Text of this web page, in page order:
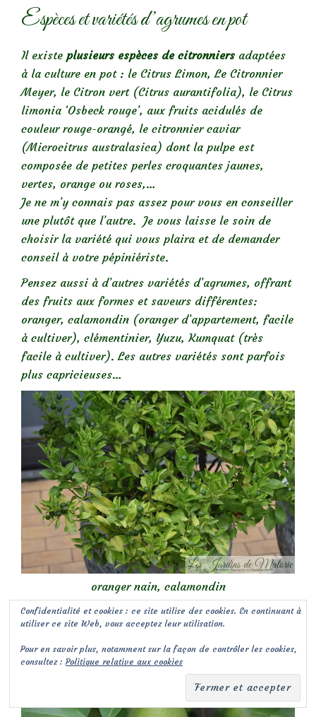
Espèces et variétés d’agrumes en pot
Il existe plusieurs espèces de citronniers adaptées
à la culture en pot : le Citrus Limon, Le Citronnier
Meyer, le Citron vert (Citrus aurantifolia), le Citrus
limonia ‘Osbeck rouge’, aux fruits acidulés de
couleur rouge-orangé, le citronnier caviar
(Microcitrus australasica) dont la pulpe est
composée de petites perles croquantes jaunes,
vertes, orange ou roses,…
Je ne m’y connais pas assez pour vous en conseiller
une plutôt que l’autre. Je vous laisse le soin de
choisir la variété qui vous plaira et de demander
conseil à votre pépiniériste.
Pensez aussi à d’autres variétés d’agrumes, offrant
des fruits aux formes et saveurs différentes:
oranger, calamondin (oranger d’appartement, facile
à cultiver), clémentinier, Yuzu, Kumquat (très
facile à cultiver). Les autres variétés sont parfois
plus capricieuses…
oranger nain, calamondin
Confidentialité et cookies : ce site utilise des cookies. En continuant à
utiliser ce site Web, vous acceptez leur utilisation.
Pour en savoir plus, notamment sur la façon de contrôler les cookies,
consultez :Politique relative aux cookies